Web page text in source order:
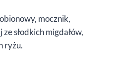
mocznik,
słodkich migdałów,
ryżu.